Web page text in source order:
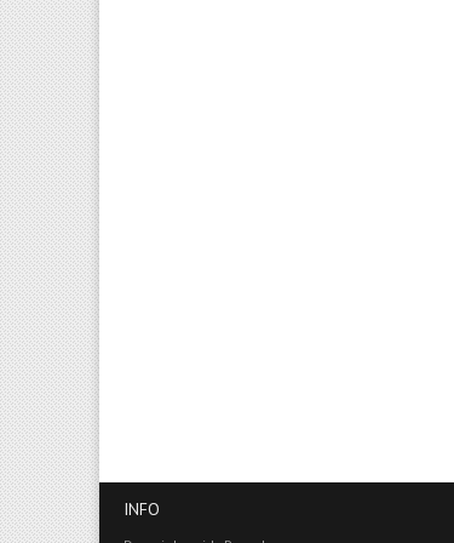
INFO